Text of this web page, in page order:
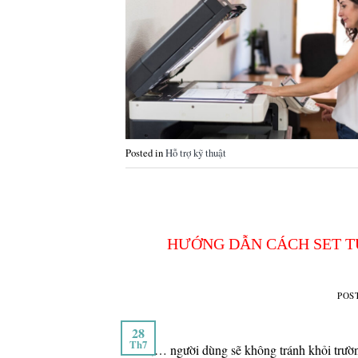
Posted inHỗ trợ kỹ thuật
HƯỚNG DẪN CÁCH SET
28
Th7
7001,… người dùng sẽ không tránh khỏi